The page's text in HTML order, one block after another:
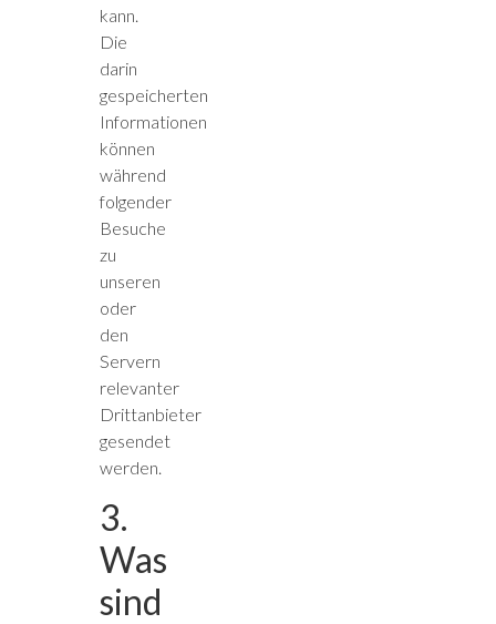
kann.
Die
darin
gespeicherten
Informationen
können
während
folgender
Besuche
zu
unseren
oder
den
Servern
relevanter
Drittanbieter
gesendet
werden.
3.
Was
sind